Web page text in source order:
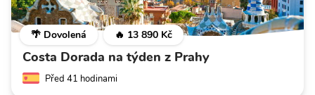
🌴 Dovolená 🔥 13 890 Kč
Costa Dorada na týden z Prahy
Před 41 hodinami